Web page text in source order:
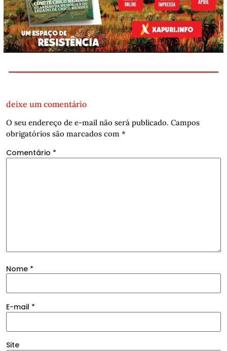
deixe um comentário
O seu endereço de e-mail não será publicado. Campos
obrigatórios são marcados com *
Comentário *
Nome *
E-mail *
Site